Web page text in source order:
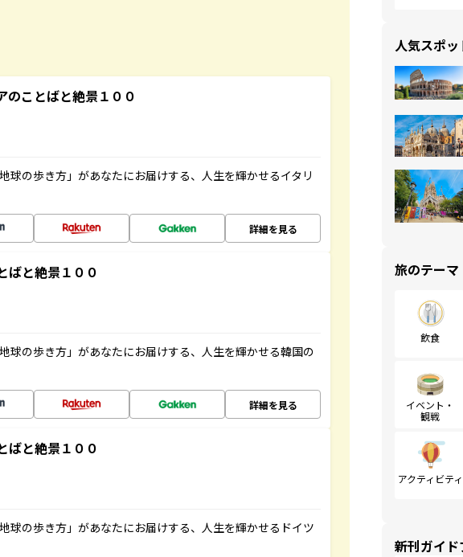
のことばと絶景１００
球の歩き方」があなたにお届けする、人生を輝かせるイタリ
詳細を見る
ばと絶景１００
球の歩き方」があなたにお届けする、人生を輝かせる韓国の
詳細を見る
ばと絶景１００
球の歩き方」があなたにお届けする、人生を輝かせるドイツ
人気スポッ
旅のテーマ
飲食
イベント・
観戦
アクティビティ
新刊ガイド